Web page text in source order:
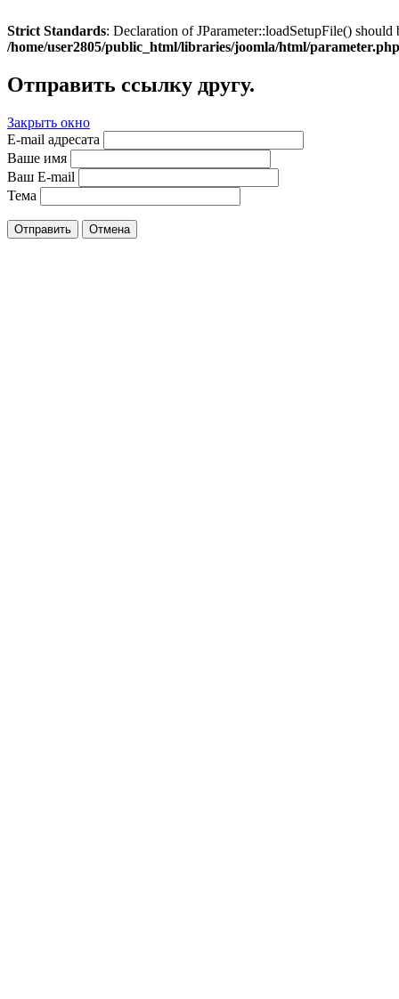
Strict Standards: Declaration of JParameter::loadSetupFile()
/home/user2805/public_html/libraries/joomla/html/parameter.php
Отправить ссылку другу.
Закрыть окно
E-mail адресата
Ваше имя
Ваш E-mail
Тема
Отправить Отмена